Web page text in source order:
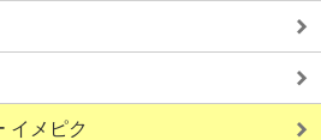
イメピク